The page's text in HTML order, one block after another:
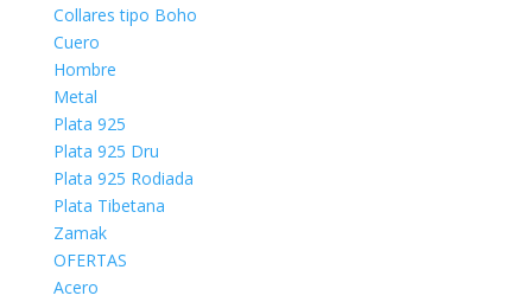
Collares tipo Boho
Cuero
Hombre
Metal
Plata 925
Plata 925 Dru
Plata 925 Rodiada
Plata Tibetana
Zamak
OFERTAS
Acero